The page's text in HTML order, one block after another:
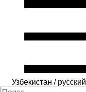
Узбекистан / русский